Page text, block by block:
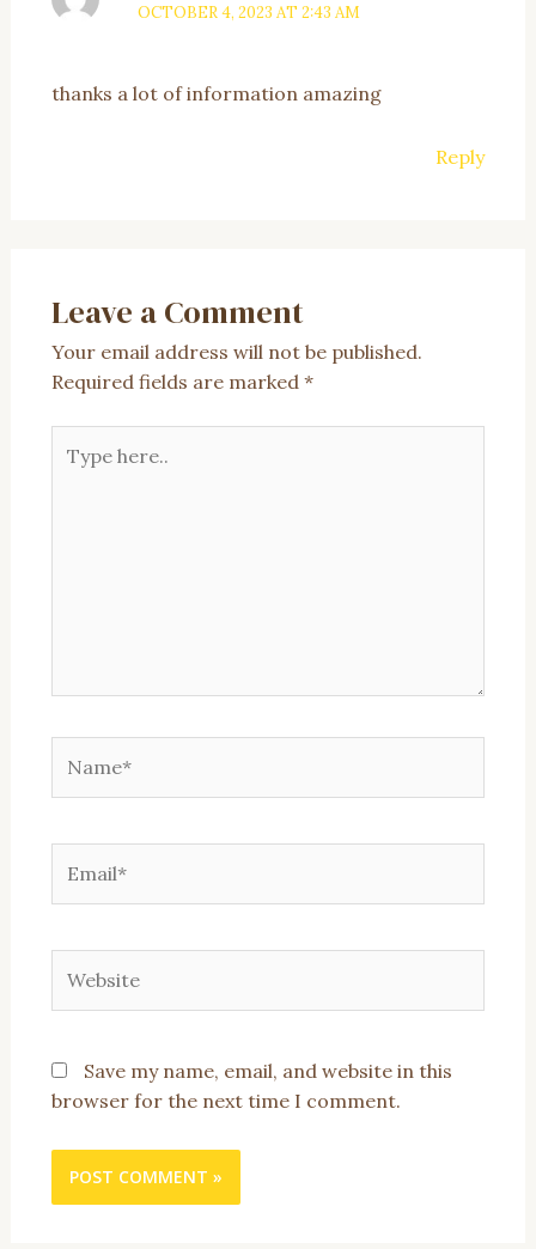
OCTOBER 4, 2023 AT 2:43 AM
thanks a lot of information amazing
Reply
Leave a Comment
Your email address will not be published.
Required fields are marked *
here..
Save my name, email, and website in this
browser for the next time I comment.